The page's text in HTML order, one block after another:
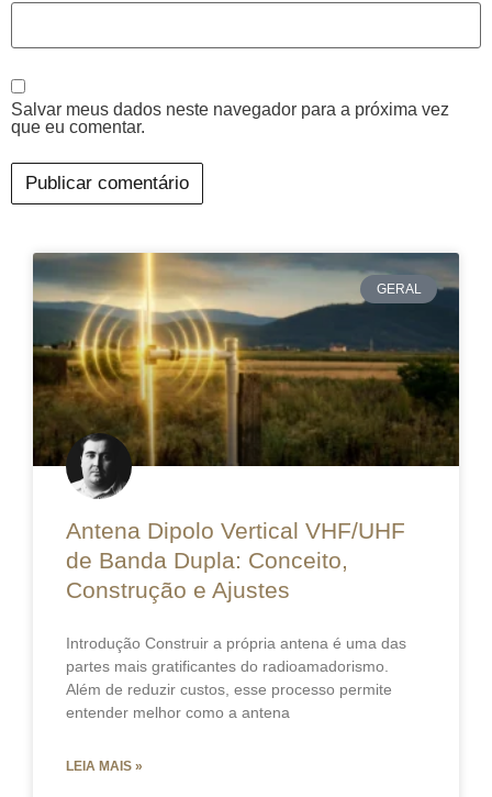
Salvar meus dados neste navegador para a próxima vez
que eu comentar.
GERAL
Antena Dipolo Vertical VHF/UHF
de Banda Dupla: Conceito,
Construção e Ajustes
Introdução Construir a própria antena é uma das
partes mais gratificantes do radioamadorismo.
Além de reduzir custos, esse processo permite
entender melhor como a antena
LEIA MAIS »